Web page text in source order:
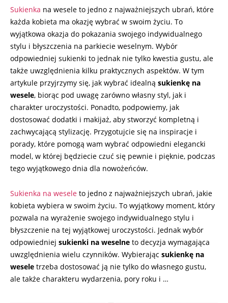
Sukienka na wesele to jedno z najważniejszych ubrań, które
każda kobieta ma okazję wybrać w swoim życiu. To
wyjątkowa okazja do pokazania swojego indywidualnego
stylu i błyszczenia na parkiecie weselnym. Wybór
odpowiedniej sukienki to jednak nie tylko kwestia gustu, ale
także uwzględnienia kilku praktycznych aspektów. W tym
artykule przyjrzymy się, jak wybrać idealną sukienkę na
wesele, biorąc pod uwagę zarówno własny styl, jak i
charakter uroczystości. Ponadto, podpowiemy, jak
dostosować dodatki i makijaż, aby stworzyć kompletną i
zachwycającą stylizację. Przygotujcie się na inspiracje i
porady, które pomogą wam wybrać odpowiedni elegancki
model, w której będziecie czuć się pewnie i pięknie, podczas
tego wyjątkowego dnia dla nowożeńców.
Sukienka na wesele to jedno z najważniejszych ubrań, jakie
kobieta wybiera w swoim życiu. To wyjątkowy moment, który
pozwala na wyrażenie swojego indywidualnego stylu i
błyszczenie na tej wyjątkowej uroczystości. Jednak wybór
odpowiedniej sukienki na weselne to decyzja wymagająca
uwzględnienia wielu czynników. Wybierając sukienkę na
wesele trzeba dostosować ją nie tylko do własnego gustu,
ale także charakteru wydarzenia, pory roku i …